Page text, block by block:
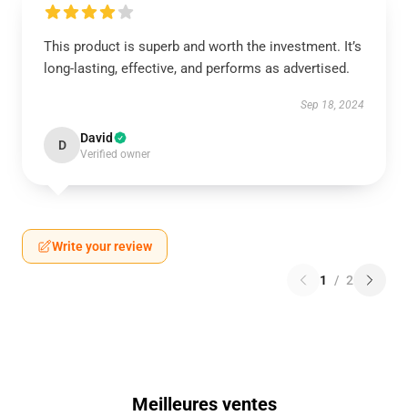
This product is superb and worth the investment. It’s
long-lasting, effective, and performs as advertised.
Sep 18, 2024
D David
Verified owner
Write your review
1 / 2
Meilleures ventes